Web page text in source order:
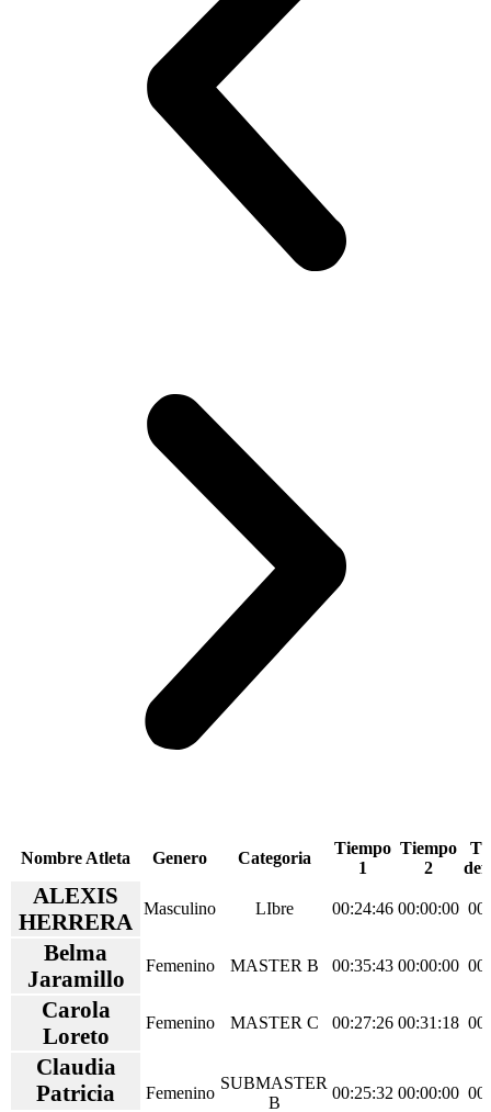
Nombre Atleta Genero Categoria
Tiempo
1
Tiempo
2
ALEXIS
HERRERA
Masculino LIbre 00:24:46 00:00:00
Belma
Jaramillo
Femenino MASTER B 00:35:43 00:00:00
Carola
Loreto
Femenino MASTER C 00:27:26 00:31:18
Claudia
Patricia
Femenino
SUBMASTER
B
00:25:32 00:00:00